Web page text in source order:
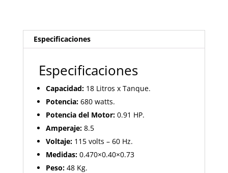
Especificaciones
Especificaciones
Capacidad:18 Litros x Tanque.
Potencia:680 watts.
Potencia del Motor:0.91 HP.
Amperaje:8.5
Voltaje:115 volts – 60 Hz.
Medidas:0.470×0.40×0.73
Peso:48 Kg.